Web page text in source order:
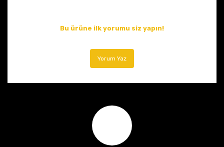
Bu ürüne ilk yorumu siz yapın!
Yorum Yaz